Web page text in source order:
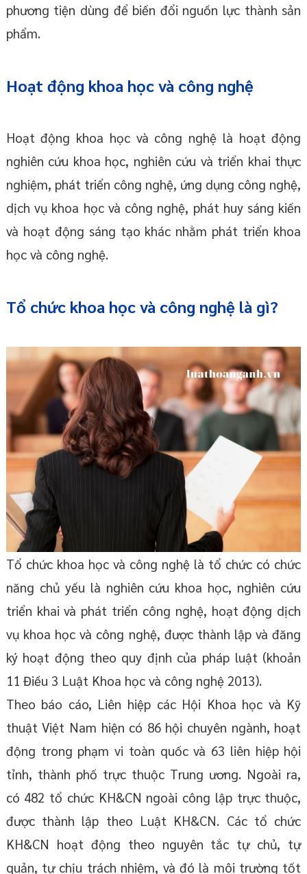
phương tiện dùng để biến đổi nguồn lực thành sản
phẩm.
Hoạt động khoa học và công nghệ
Hoạt động khoa học và công nghệ là hoạt động
nghiên cứu khoa học, nghiên cứu và triển khai thực
nghiệm, phát triển công nghệ, ứng dụng công nghệ,
dịch vụ khoa học và công nghệ, phát huy sáng kiến
và hoạt động sáng tạo khác nhằm phát triển khoa
học và công nghệ.
Tổ chức khoa học và công nghệ là gì?
Tổ chức khoa học và công nghệ là tổ chức có chức
năng chủ yếu là nghiên cứu khoa học, nghiên cứu
triển khai và phát triển công nghệ, hoạt động dịch
vụ khoa học và công nghệ, được thành lập và đăng
ký hoạt động theo quy định của pháp luật (khoản
11 Điều 3 Luật Khoa học và công nghệ 2013).
Theo báo cáo, Liên hiệp các Hội Khoa học và Kỹ
thuật Việt Nam hiện có 86 hội chuyên ngành, hoạt
động trong phạm vi toàn quốc và 63 liên hiệp hội
tỉnh, thành phố trực thuộc Trung ương. Ngoài ra,
có 482 tổ chức KH&CN ngoài công lập trực thuộc,
được thành lập theo Luật KH&CN. Các tổ chức
KH&CN hoạt động theo nguyên tắc tự chủ, tự
quản, tự chịu trách nhiệm, và đó là môi trường tốt